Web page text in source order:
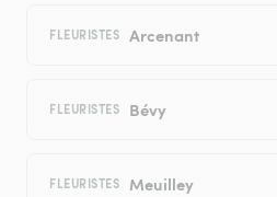
FLEURISTES Arcenant
FLEURISTES Bévy
FLEURISTES Meuilley